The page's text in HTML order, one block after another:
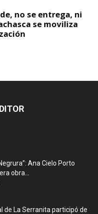
Ana Cielo Porto
obra...
de La Serranita participó de